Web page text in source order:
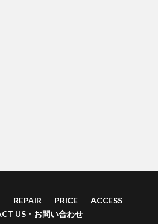
REPAIR PRICE
ACCESS
US・お問い合わせ